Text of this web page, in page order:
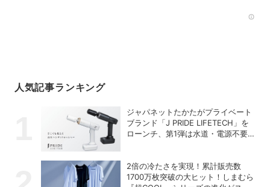
人気記事ランキング
ジャパネットたかたがプライベート
ブランド「J PRIDE LIFETECH」を
ローンチ、第1弾は水道・電源不要
2倍の冷たさを実現！累計販売数
1700万枚突破の大ヒット！しまむら